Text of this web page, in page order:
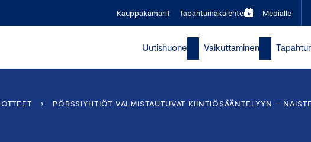
Kauppakamarit Tapahtumakalenteri Medialle
Uutishuone Vaikuttaminen
›
PÖRSSIYHTIÖT VALMISTAUTUVAT KIINTIÖSÄÄNTELYYN –